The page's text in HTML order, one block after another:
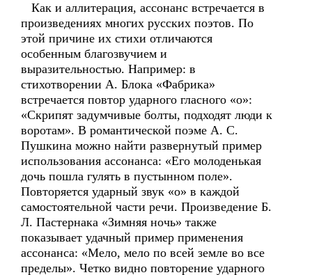
Как и аллитерация, ассонанс встречается в
произведениях многих русских поэтов. По
этой причине их стихи отличаются
особенным благозвучием и
выразительностью. Например: в
стихотворении А. Блока «Фабрика»
встречается повтор ударного гласного «о»:
«Скрипят задумчивые болты, подходят люди к
воротам». В романтической поэме А. С.
Пушкина можно найти развернутый пример
использования ассонанса: «Его молоденькая
дочь пошла гулять в пустынном поле».
Повторяется ударный звук «о» в каждой
самостоятельной части речи. Произведение Б.
Л. Пастернака «Зимняя ночь» также
показывает удачный пример применения
ассонанса: «Мело, мело по всей земле во все
пределы». Четко видно повторение ударного